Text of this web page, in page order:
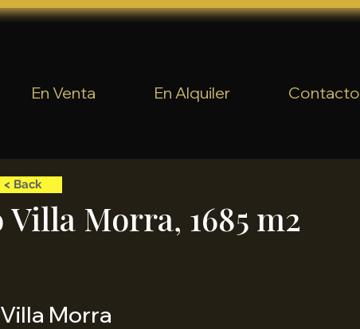
En Venta En Alquiler Contacto
Morra, 1685 m2
Morra
< Back